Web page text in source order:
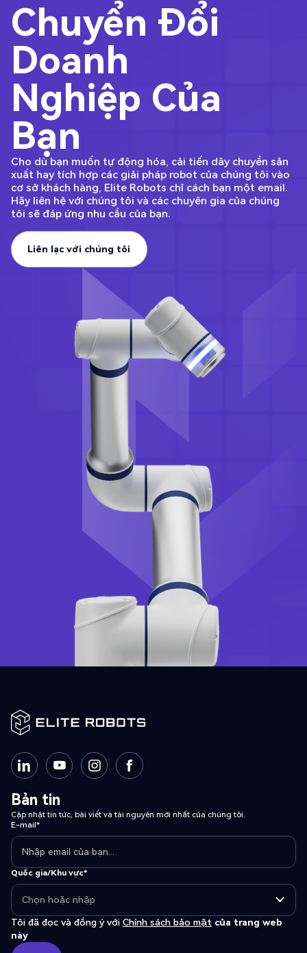
Chuyển Đổi
Doanh
Nghiệp Của
Bạn
Cho dù bạn muốn tự động hóa, cải tiến dây chuyền sản
xuất hay tích hợp các giải pháp robot của chúng tôi vào
cơ sở khách hàng, Elite Robots chỉ cách bạn một email.
Hãy liên hệ với chúng tôi và các chuyên gia của chúng
tôi sẽ đáp ứng nhu cầu của bạn.
Liên lạc với chúng tôi
Liên lạc với chúng tôi
Bản tin
Cập nhật tin tức, bài viết và tài nguyên mới nhất của chúng tôi.
E-mail*
Quốc gia/Khu vực*
Tôi đã đọc và đồng ý với Chính sách bảo mật của trang web
này